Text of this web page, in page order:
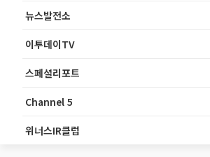
뉴스발전소
이투데이TV
스페셜리포트
Channel 5
위너스IR클럽